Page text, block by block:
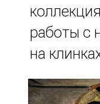
работы с
на